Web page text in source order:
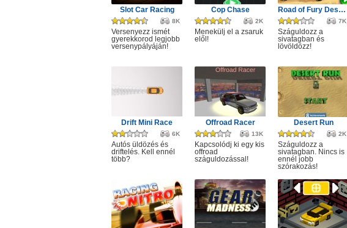
Slot Car Racing
8K
Versenyezz ismét
gyerekkorod legjobb
versenypályáján!
Cop Chase
2K
Menekülj el a zsaruk
elől!
Road of Fury Desert Strike
7K
Száguldozz a
sivatagban és
lövöldözz!
Drift Mini Race
6K
Autós üldözés és
driftelés. Kell ennél
több?
Offroad Racer
13K
Kapcsolódj ki egy kis
offroad
száguldozással!
Desert Run
2K
Száguldozz a
sivatagban. Nincs is
ennél jobb
szórakozás!